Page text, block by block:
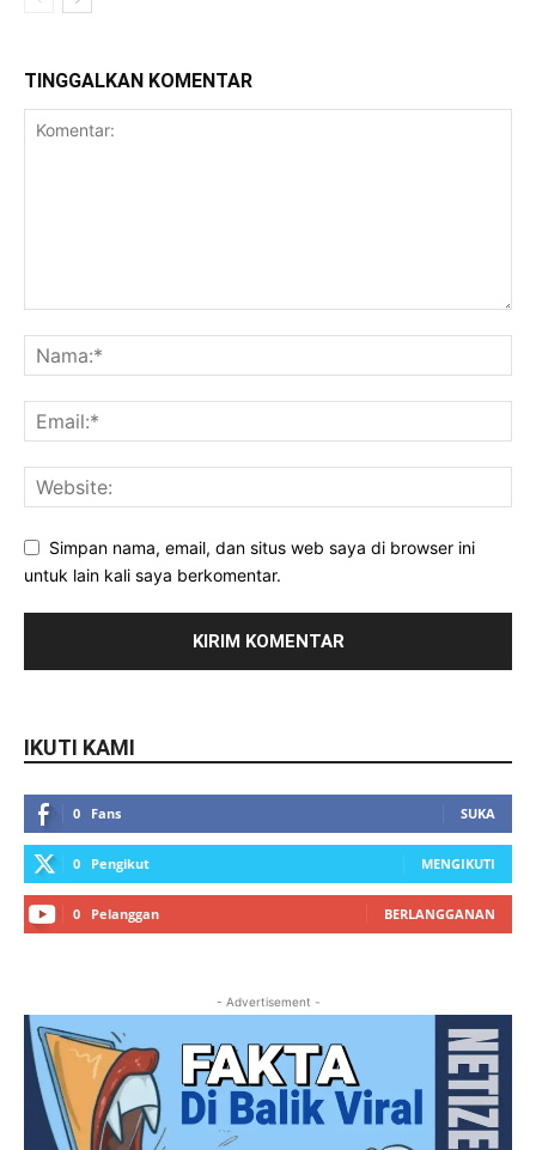
TINGGALKAN KOMENTAR
Simpan nama, email, dan situs web saya di browser ini
untuk lain kali saya berkomentar.
IKUTI KAMI
0 Fans SUKA
0 Pengikut MENGIKUTI
0 Pelanggan BERLANGGANAN
- Advertisement -